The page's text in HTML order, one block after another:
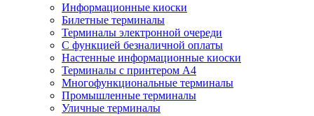
Информационные киоски
Билетные терминалы
Терминалы электронной очереди
C функцией безналичной оплаты
Настенные информационные киоски
Терминалы с принтером А4
Многофункциональные терминалы
Промышленные терминалы
Уличные терминалы